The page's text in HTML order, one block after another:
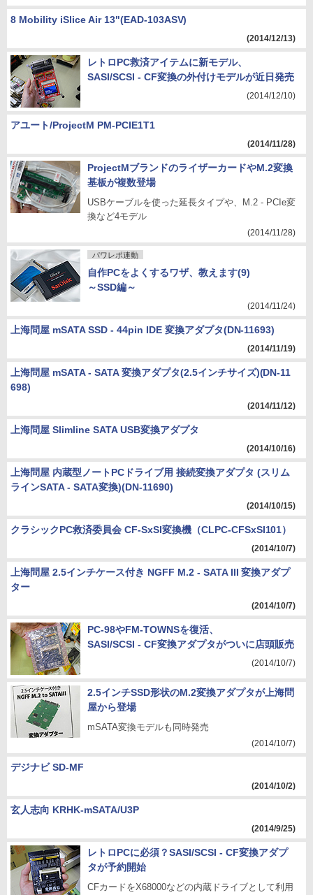
8 Mobility iSlice Air 13"(EAD-103ASV)
(2014/12/13)
レトロPC救済アイテムに新モデル、
SASI/SCSI - CF変換の外付けモデルが近日発売
(2014/12/10)
アユート/ProjectM PM-PCIE1T1
(2014/11/28)
ProjectMブランドのライザーカードやM.2変換
基板が複数登場
USBケーブルを使った延長タイプや、M.2 - PCIe変
換など4モデル
(2014/11/28)
パワレポ連動
自作PCをよくするワザ、教えます(9)
～SSD編～
(2014/11/24)
上海問屋 mSATA SSD - 44pin IDE 変換アダプタ(DN-11693)
(2014/11/19)
上海問屋 mSATA - SATA 変換アダプタ(2.5インチサイズ)(DN-11
698)
(2014/11/12)
上海問屋 Slimline SATA USB変換アダプタ
(2014/10/16)
上海問屋 内蔵型ノートPCドライブ用 接続変換アダプタ (スリム
ラインSATA - SATA変換)(DN-11690)
(2014/10/15)
クラシックPC救済委員会 CF-SxSI変換機（CLPC-CFSxSI101）
(2014/10/7)
上海問屋 2.5インチケース付き NGFF M.2 - SATA III 変換アダプ
ター
(2014/10/7)
PC-98やFM-TOWNSを復活、
SASI/SCSI - CF変換アダプタがついに店頭販売
(2014/10/7)
2.5インチSSD形状のM.2変換アダプタが上海問
屋から登場
mSATA変換モデルも同時発売
(2014/10/7)
デジナビ SD-MF
(2014/10/2)
玄人志向 KRHK-mSATA/U3P
(2014/9/25)
レトロPCに必須？SASI/SCSI - CF変換アダプ
タが予約開始
CFカードをX68000などの内蔵ドライブとして利用